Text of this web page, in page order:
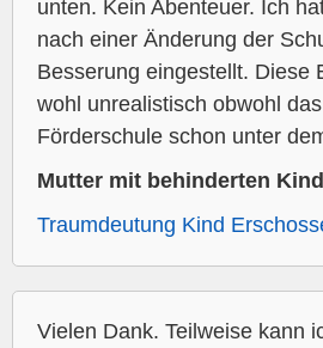
unten. Kein Abenteuer. Ich
nach einer Änderung der
Besserung eingestellt. Diese
wohl unrealistisch obwohl
Förderschule schon unter
Mutter mit behinderten Kind
Traumdeutung Kind
Vielen Dank. Teilweise kann